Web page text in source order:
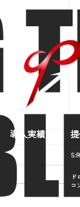
導入実績
ド
コ
ド